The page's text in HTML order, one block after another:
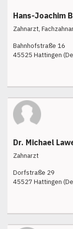
Hans-Joachim
Zahnarzt,
Bahnhofstraße 16
45525 Hattingen
Dr. Michael
Zahnarzt
Dorfstraße 29
45527 Hattingen